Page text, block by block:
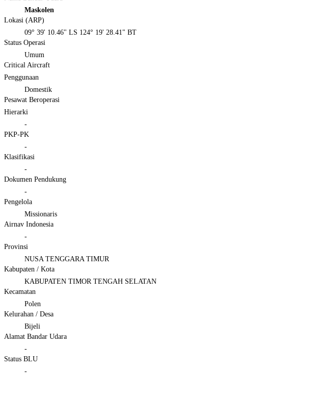
Maskolen
Lokasi (ARP)
09° 39' 10.46" LS 124° 19' 28.41" BT
Status Operasi
Umum
Critical Aircraft
Penggunaan
Domestik
Pesawat Beroperasi
Hierarki
-
PKP-PK
-
Klasifikasi
-
Dokumen Pendukung
-
Pengelola
Missionaris
Airnav Indonesia
-
Provinsi
NUSA TENGGARA TIMUR
Kabupaten / Kota
KABUPATEN TIMOR TENGAH SELATAN
Kecamatan
Polen
Kelurahan / Desa
Bijeli
Alamat Bandar Udara
-
Status BLU
-